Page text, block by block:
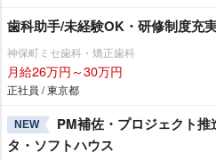
歯科助手/未経験OK・研修制度充
神保町ミセ歯科・矯正歯科
月給26万円～30万円
正社員 / 東京都
NEW
PM補佐・プロジェクト
タ・ソフトハウス